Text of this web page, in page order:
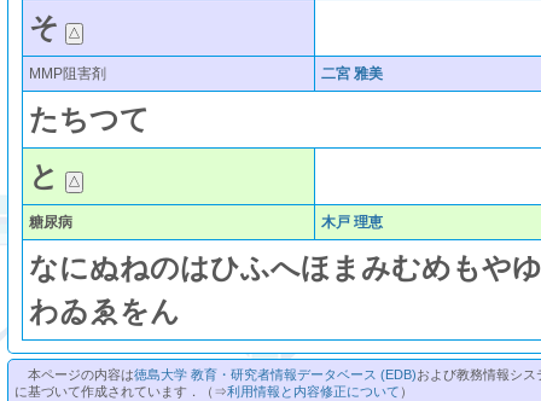
そ
MMP阻害剤 二宮 雅美
たちつて
と
糖尿病 木戸 理恵
なにぬねのはひふへほ ま みむめもやゆ
わゐ ゑ をん
本ページの内容は徳島大学 教育・研究者情報データベース (EDB)および教務情報シ
に基づいて作成されています．（⇒利用情報と内容修正について ）